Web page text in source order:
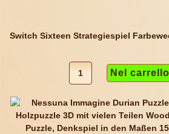
Switch Sixteen Strategiespiel